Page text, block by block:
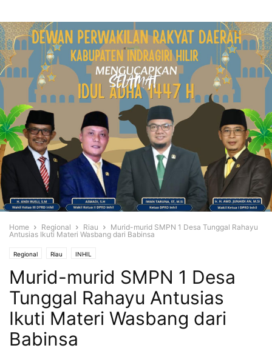
Home Regional Riau
Murid-murid SMPN 1 Desa Tunggal Rahayu
Antusias Ikuti Materi Wasbang dari Babinsa
Regional Riau INHIL
Murid-murid SMPN 1 Desa
Tunggal Rahayu Antusias
Ikuti Materi Wasbang dari
Babinsa